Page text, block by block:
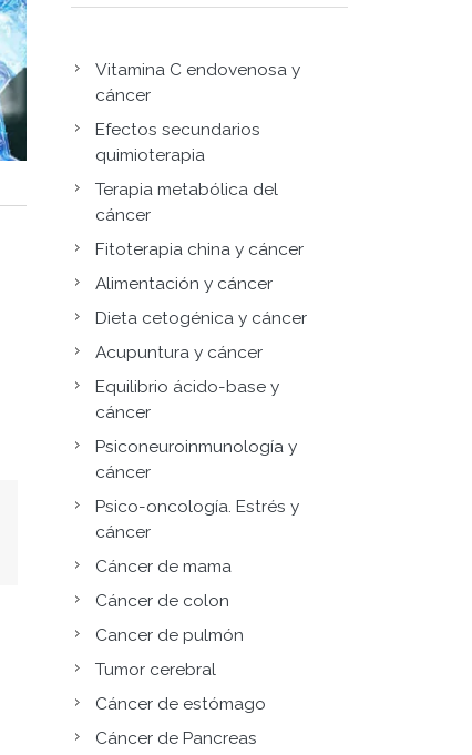
Vitamina C endovenosa y
cáncer
Efectos secundarios
quimioterapia
Terapia metabólica del
cáncer
Fitoterapia china y cáncer
Alimentación y cáncer
Dieta cetogénica y cáncer
Acupuntura y cáncer
Equilibrio ácido-base y
cáncer
Psiconeuroinmunología y
cáncer
Psico-oncología. Estrés y
cáncer
Cáncer de mama
Cáncer de colon
Cancer de pulmón
Tumor cerebral
Cáncer de estómago
Cáncer de Pancreas